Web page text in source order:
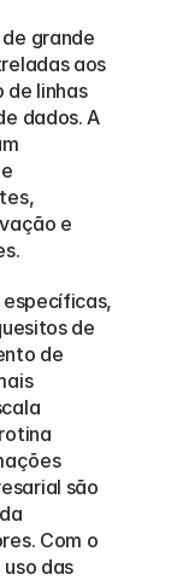
grande
aos
de linhas
dados. A
e
de
de
são
Com o
das